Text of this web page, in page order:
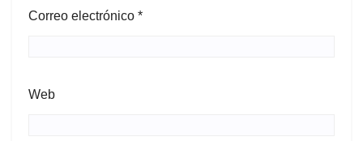
Correo electrónico *
Web